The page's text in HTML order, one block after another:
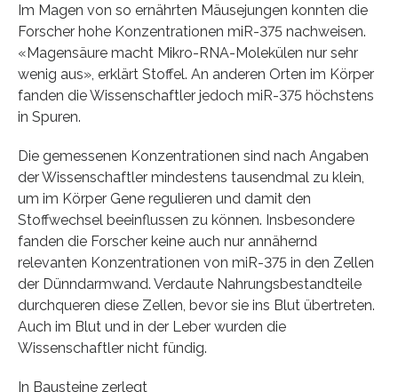
Im Magen von so ernährten Mäusejungen konnten die
Forscher hohe Konzentrationen miR-375 nachweisen.
«Magensäure macht Mikro-RNA-Molekülen nur sehr
wenig aus», erklärt Stoffel. An anderen Orten im Körper
fanden die Wissenschaftler jedoch miR-375 höchstens
in Spuren.
Die gemessenen Konzentrationen sind nach Angaben
der Wissenschaftler mindestens tausendmal zu klein,
um im Körper Gene regulieren und damit den
Stoffwechsel beeinflussen zu können. Insbesondere
fanden die Forscher keine auch nur annähernd
relevanten Konzentrationen von miR-375 in den Zellen
der Dünndarmwand. Verdaute Nahrungsbestandteile
durchqueren diese Zellen, bevor sie ins Blut übertreten.
Auch im Blut und in der Leber wurden die
Wissenschaftler nicht fündig.
In Bausteine zerlegt